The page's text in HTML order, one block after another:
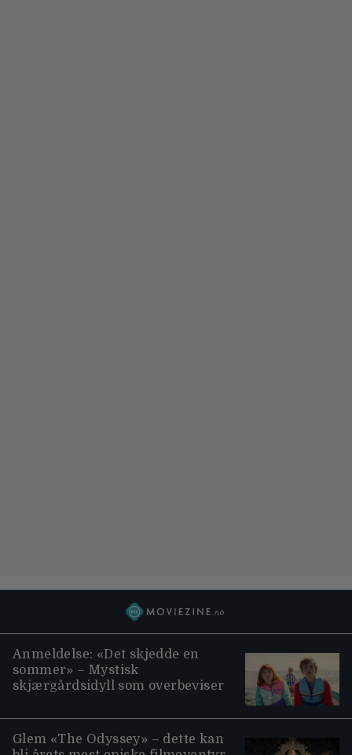
Anmeldelse: «Det skjedde en
sommer» – Mystisk
skjærgårdsidyll som overbeviser
Glem «The Odyssey» – dette kan